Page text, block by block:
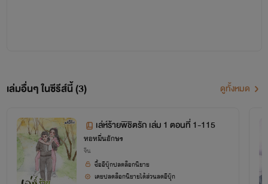
เล่มอื่นๆ ในซีรีส์นี้ (3) ดูทั้งหมด
เล่ห์ร้ายพิชิตรัก เล่ม 1 ตอนที่ 1-115
หอหมื่นอักษร
จีน
ซื้ออีบุ๊กปลดล็อกนิยาย
เคยปลดล็อกนิยายได้ส่วนลดอีบุ๊ก